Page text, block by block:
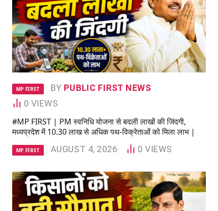
MP FIRST BY PUBLIC FIRST NEWS
0 VIEWS
#MP FIRST | PM स्वनिधि योजना से बदली लाखों की जिंदगी,
मध्यप्रदेश में 10.30 लाख से अधिक पथ-विक्रेताओं को मिला लाभ |
MP FIRST AUGUST 4, 2026 0VIEWS